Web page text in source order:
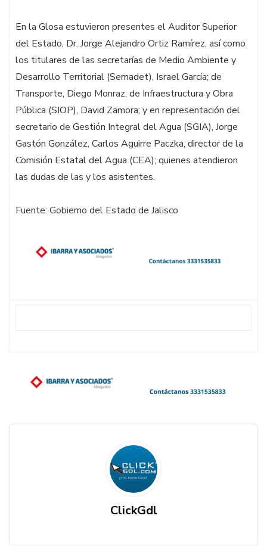
En la Glosa estuvieron presentes el Auditor Superior
del Estado, Dr. Jorge Alejandro Ortiz Ramírez, así como
los titulares de las secretarías de Medio Ambiente y
Desarrollo Territorial (Semadet), Israel García; de
Transporte, Diego Monraz; de Infraestructura y Obra
Pública (SIOP), David Zamora; y en representación del
secretario de Gestión Integral del Agua (SGIA), Jorge
Gastón González, Carlos Aguirre Paczka, director de la
Comisión Estatal del Agua (CEA); quienes atendieron
las dudas de las y los asistentes.
Fuente: Gobierno del Estado de Jalisco
ClickGdl